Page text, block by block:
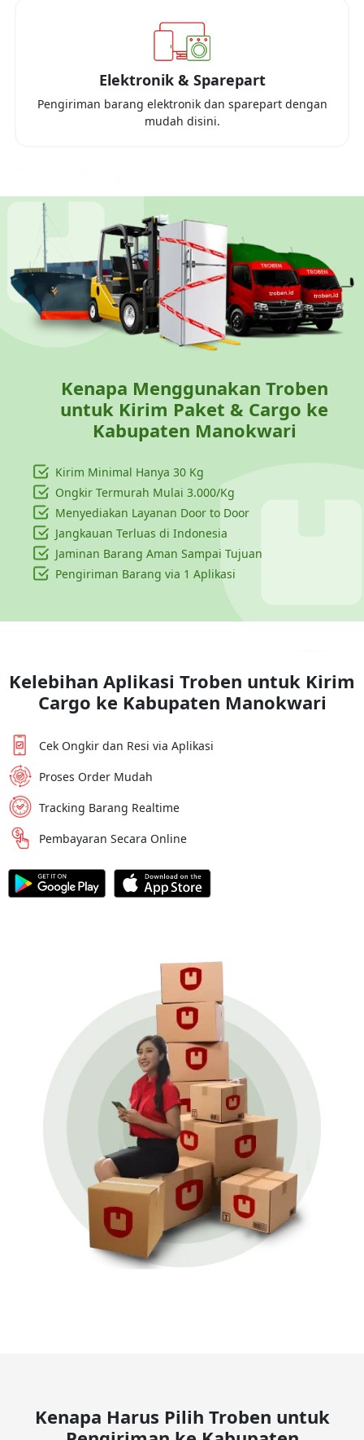
Elektronik & Sparepart
Pengiriman barang elektronik dan sparepart dengan
mudah disini.
Kenapa Menggunakan Troben
untuk Kirim Paket & Cargo ke
Kabupaten Manokwari
Kirim Minimal Hanya 30 Kg
Ongkir Termurah Mulai 3.000/Kg
Menyediakan Layanan Door to Door
Jangkauan Terluas di Indonesia
Jaminan Barang Aman Sampai Tujuan
Pengiriman Barang via 1 Aplikasi
Kelebihan Aplikasi Troben untuk Kirim
Cargo ke Kabupaten Manokwari
Cek Ongkir dan Resi via Aplikasi
Proses Order Mudah
Tracking Barang Realtime
Pembayaran Secara Online
Kenapa Harus Pilih Troben untuk